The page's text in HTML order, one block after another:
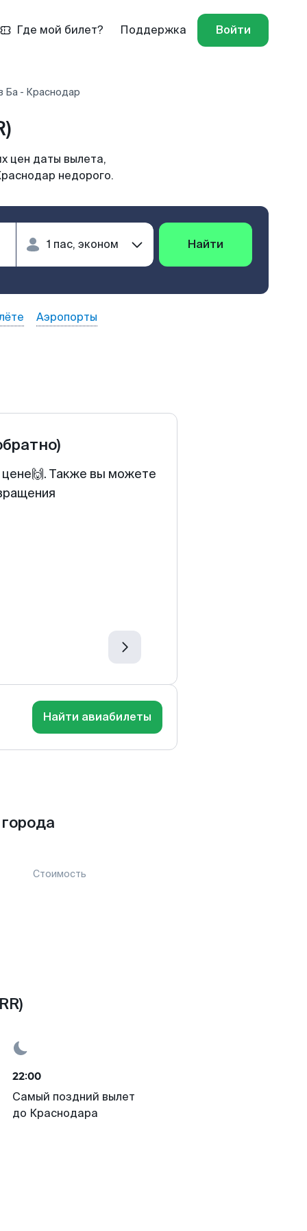
Где мой билет? Поддержка Войти
Ба - Краснодар
цен даты вылета,
недорого.
Найти
Аэропорты
цене🙌. Также вы можете
Найти авиабилеты
Стоимость
22:00
Самый поздний вылет
до Краснодара